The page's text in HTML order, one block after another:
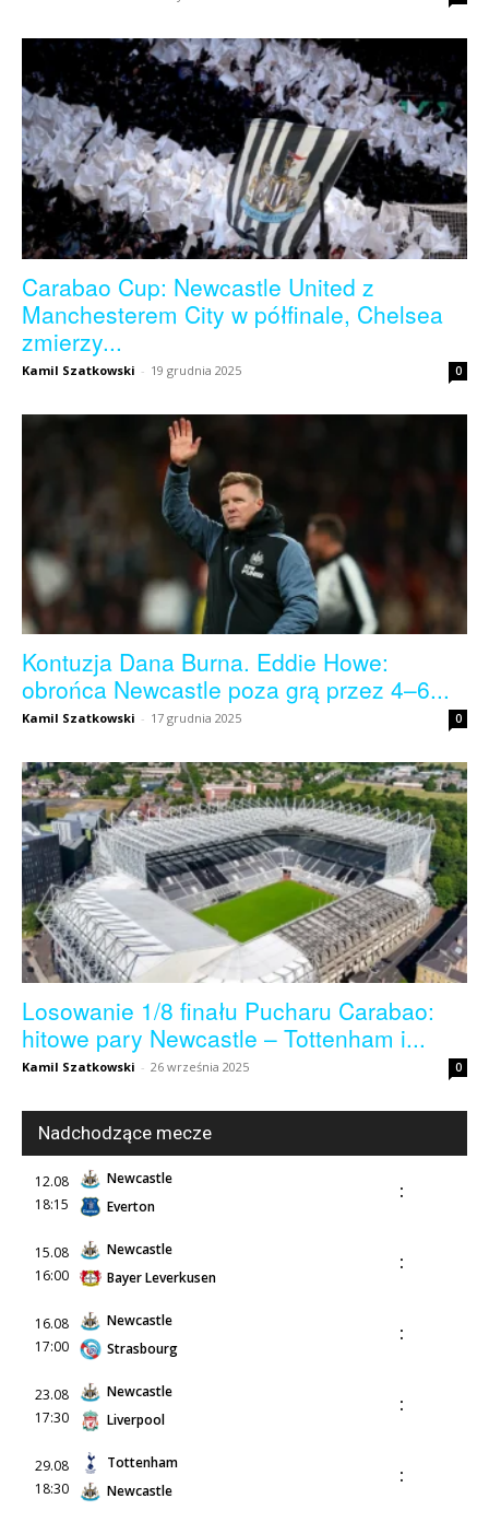
skład)
Newcastle.pl
Carabao Cup: Newcastle United z
Manchesterem City w półfinale, Chelsea
zmierzy...
Kamil Szatkowski - 19 grudnia 2025 0
Kontuzja Dana Burna. Eddie Howe:
obrońca Newcastle poza grą przez 4–6...
Kamil Szatkowski - 17 grudnia 2025 0
Losowanie 1/8 finału Pucharu Carabao:
hitowe pary Newcastle – Tottenham i...
Kamil Szatkowski - 26 września 2025 0
Nadchodzące mecze
12.08
18:15
Newcastle
Everton
:
15.08
16:00
Newcastle
Bayer Leverkusen
:
16.08
17:00
Newcastle
Strasbourg
:
23.08
17:30
Newcastle
Liverpool
:
29.08
18:30
Tottenham
Newcastle
: